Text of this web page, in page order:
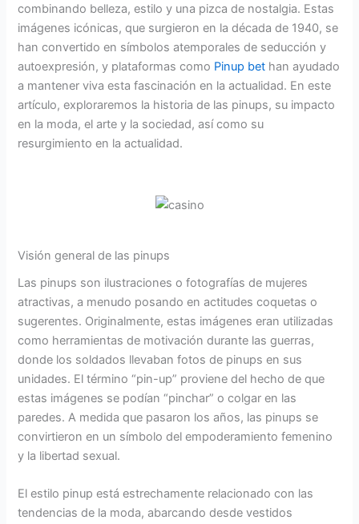
combinando belleza, estilo y una pizca de nostalgia. Estas
imágenes icónicas, que surgieron en la década de 1940, se
han convertido en símbolos atemporales de seducción y
autoexpresión, y plataformas como Pinup bet han ayudado
a mantener viva esta fascinación en la actualidad. En este
artículo, exploraremos la historia de las pinups, su impacto
en la moda, el arte y la sociedad, así como su
resurgimiento en la actualidad.
Visión general de las pinups
Las pinups son ilustraciones o fotografías de mujeres
atractivas, a menudo posando en actitudes coquetas o
sugerentes. Originalmente, estas imágenes eran utilizadas
como herramientas de motivación durante las guerras,
donde los soldados llevaban fotos de pinups en sus
unidades. El término “pin-up” proviene del hecho de que
estas imágenes se podían “pinchar” o colgar en las
paredes. A medida que pasaron los años, las pinups se
convirtieron en un símbolo del empoderamiento femenino
y la libertad sexual.
El estilo pinup está estrechamente relacionado con las
tendencias de la moda, abarcando desde vestidos